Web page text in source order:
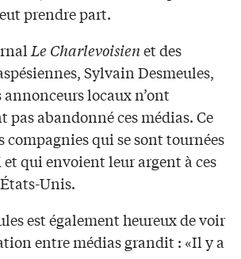
prendre part.
Le Charlevoisienet des
Sylvain Desmeules,
locaux n’ont
abandonné ces médias. Ce
compagnies qui se sont tournées
et qui envoient leur argent à ces
Unis.
est également heureux de voir
entre médias grandit : «Il y a